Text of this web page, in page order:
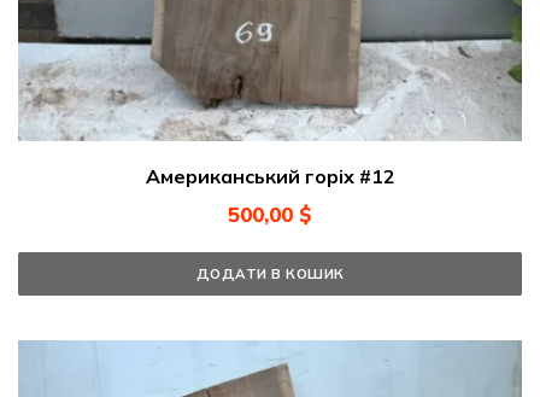
Американський горіх #12
500,00 $
ДОДАТИ В КОШИК